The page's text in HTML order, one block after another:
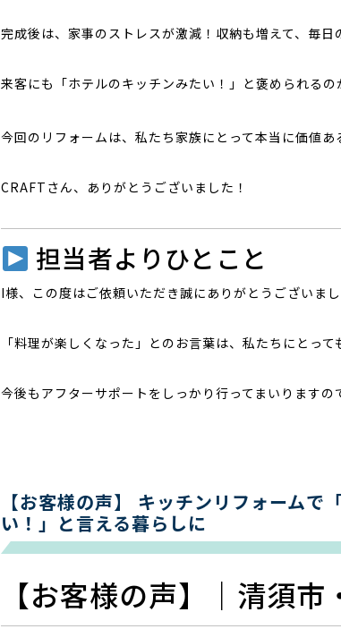
完成後は、家事のストレスが激減！収納も増えて、毎日
来客にも「ホテルのキッチンみたい！」と褒められるの
今回のリフォームは、私たち家族にとって本当に価値あ
CRAFTさん、ありがとうございました！
担当者よりひとこと
I様、この度はご依頼いただき誠にありがとうございまし
「料理が楽しくなった」とのお言葉は、私たちにとって
今後もアフターサポートをしっかり行ってまいりますの
【お客様の声】 キッチンリフォームで
い！」と言える暮らしに
【お客様の声】｜清須市